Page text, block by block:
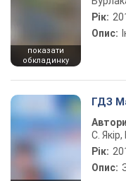
показати
обкладинку
Рік:
Опис:
ГДЗ
С.
Рік:
Опис: